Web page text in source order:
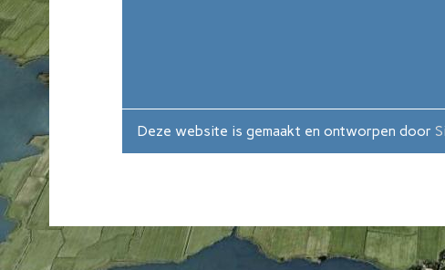
Deze website is gemaakt en ontworpen door